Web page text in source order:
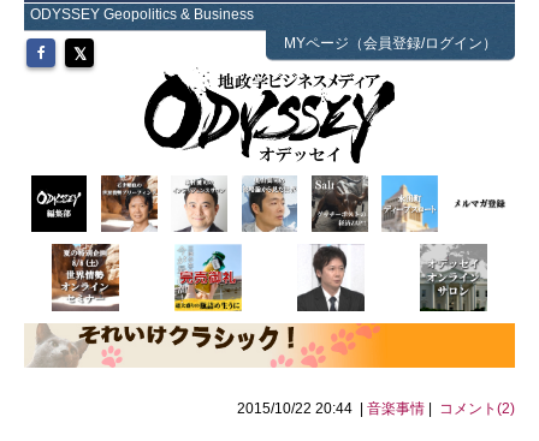
ODYSSEY Geopolitics & Business
MYページ（会員登録/ログイン）
2015/10/22 20:44 | 音楽事情 コメント(2)